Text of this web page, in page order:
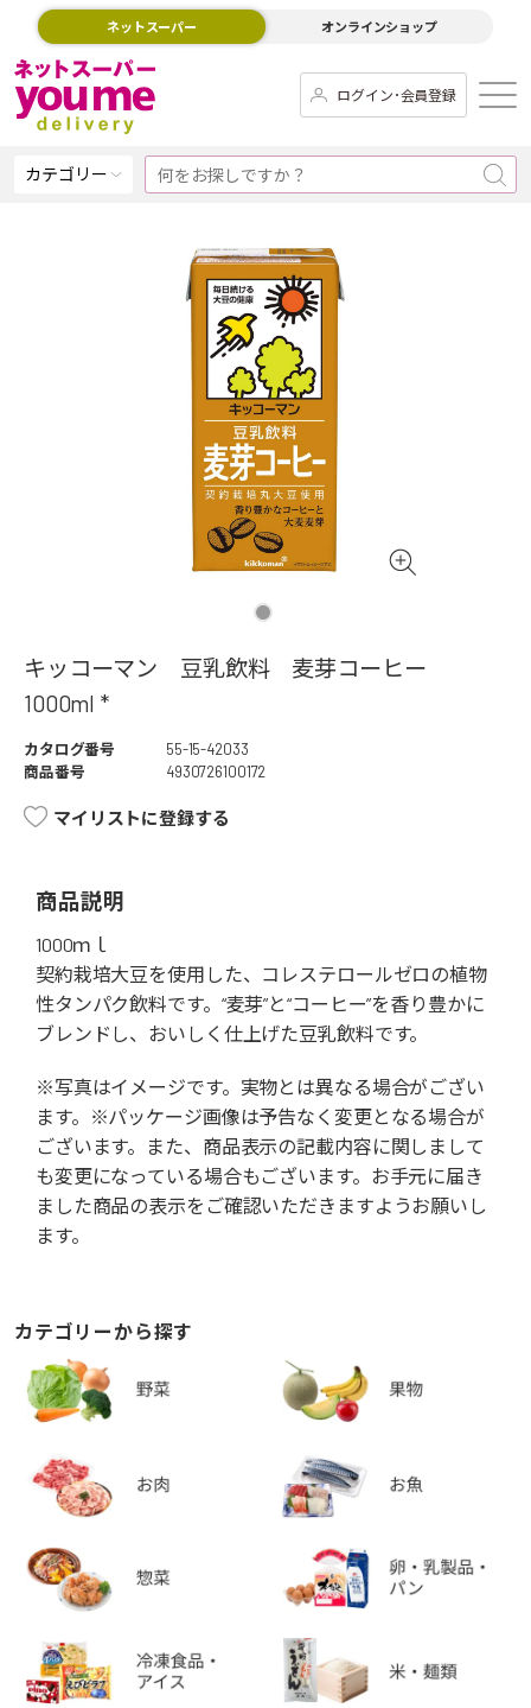
ネットスーパー オンラインショップ
ログイン･会員登録
カテゴリー
キッコーマン 豆乳飲料 麦芽コーヒー
1000ml *
カタログ番号
55-15-42033
商品番号
4930726100172
マイリストに登録する
商品説明
1000ｍｌ
契約栽培大豆を使用した、コレステロールゼロの植物
性タンパク飲料です。“麦芽”と“コーヒー”を香り豊かに
ブレンドし、おいしく仕上げた豆乳飲料です。
※写真はイメージです。実物とは異なる場合がござい
ます。※パッケージ画像は予告なく変更となる場合が
ございます。また、商品表示の記載内容に関しまして
も変更になっている場合もございます。お手元に届き
ました商品の表示をご確認いただきますようお願いし
ます。
カテゴリーから探す